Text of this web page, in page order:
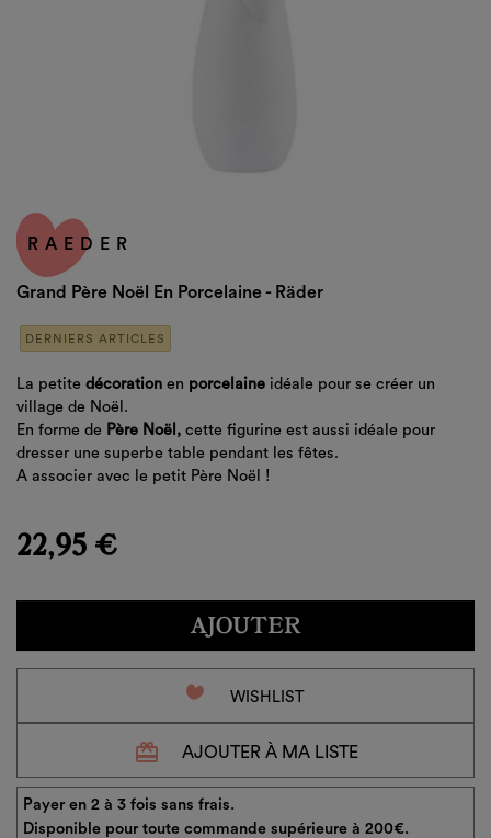
Ajouter à ma liste d'envies ×
Créer une liste d'envies
Nom de la liste d'envies
Connexion
Vous devez être connecté pour ajouter des produits à
votre liste d'envies.
RAEDER
Grand Père Noël En Porcelaine - Räder
DERNIERS ARTICLES
La petite décoration en porcelaine idéale pour se créer un
village de Noël.
En forme de Père Noël, cette figurine est aussi idéale pour
dresser une superbe table pendant les fêtes.
A associer avec le petit Père Noël !
22,95 €
AJOUTER
favorite_border WISHLIST
redeem AJOUTER À MA LISTE
Payer en 2 à 3 fois sans frais.
Disponible pour toute commande supérieure à 200€.